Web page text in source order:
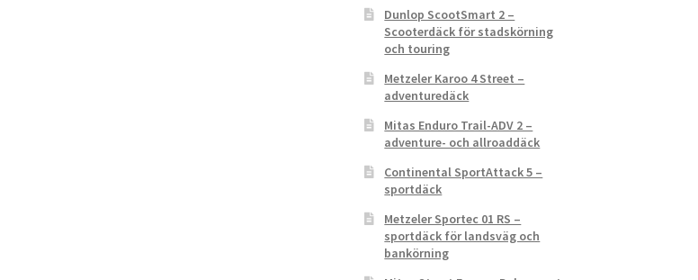
Dunlop ScootSmart 2 –
Scooterdäck för stadskörning
och touring
Metzeler Karoo 4 Street –
adventuredäck
Mitas Enduro Trail-ADV 2 –
adventure- och allroaddäck
Continental SportAttack 5 –
sportdäck
Metzeler Sportec 01 RS –
sportdäck för landsväg och
bankörning